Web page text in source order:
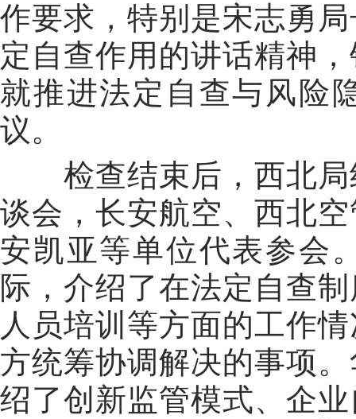
作要求，特别是宋志勇
定自查作用的讲话精神
就推进法定自查与风险
议。
检查结束后，西北
谈会，长安航空、西北
安凯亚等单位代表参会
际，介绍了在法定自查
人员培训等方面的工作
方统筹协调解决的事项
绍了创新监管模式、企